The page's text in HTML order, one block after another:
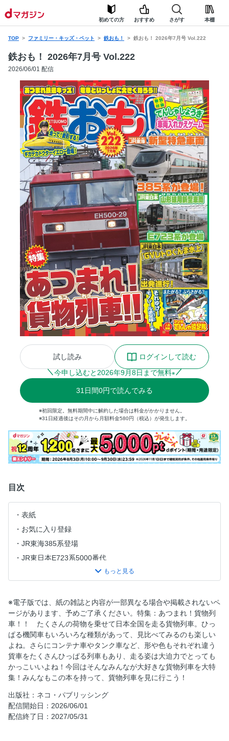
初めての方 おすすめ さがす 本棚
TOP ファミリー・キッズ・ペット 鉄おも！ 鉄おも！ 2026年7月号 Vol.222
鉄おも！ 2026年7月号 Vol.222
2026/06/01 配信
試し読み
ログインして読む
今申し込むと 2026年9月8日まで無料※
31 日間0円で読んでみる
※初回限定。無料期間中に解約した場合は料金がかかりません。
※31日経過後はその月から月額料金580円（税込）が発生します。
目次
表紙
お気に入り登録
JR東海385系登場
JR東日本E723系5000番代
江ノ電700形が営業運転を開始
特集 あつまれ貨物列車！
プラレールで貨物列車
マンガでんしゃ遠足隊
ありがとう「ハローキティ新幹線」
「GVレトロぐんま水上」出発進行
相鉄の新型車両
東急8500系が復活営業運転
「TODEN」が登場
※電子版では、紙の雑誌と内容が一部異なる場合や掲載されないペ
ージがあります、予めご了承ください。特集：あつまれ！貨物列
車！！ たくさんの荷物を乗せて日本全国を走る貨物列車。ひっ
ぱる機関車もいろいろな種類があって、見比べてみるのも楽しい
よね。さらにコンテナ車やタンク車など、形や色もそれぞれ違う
貨車をたくさんひっぱる列車もあり、走る姿は大迫力でとっても
かっこいいよね！今回はそんなみんなが大好きな貨物列車を大特
集！みんなもこの本を持って、貨物列車を見に行こう！
出版社：ネコ・パブリッシング
配信開始日：2026/06/01
配信終了日：2027/05/31